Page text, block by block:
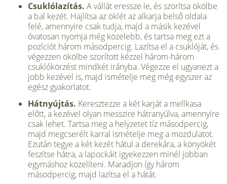
Csuklólazítás. A vállát eressze le, és szorítsa ökölbe
a bal kezét. Hajlítsa az öklét az alkarja belső oldala
felé, amennyire csak tudja, majd a másik kezével
óvatosan nyomja még közelebb, és tartsa meg ezt a
pozíciót három másodpercig. Lazítsa el a csuklóját, és
végezzen ökölbe szorított kézzel három-három
csuklókörzést mindkét irányba. Végezze el ugyanezt a
jobb kezével is, majd ismételje meg még egyszer az
egész gyakorlatot.
Hátnyújtás. Keresztezze a két karját a mellkasa
előtt, a kezével olyan messzire hátranyúlva, amennyire
csak lehet. Tartsa meg a helyzetet tíz másodpercig,
majd megcserélt karral ismételje meg a mozdulatot.
Ezután tegye a két kezét hátul a derekára, a könyökét
feszítse hátra, a lapockáit igyekezzen minél jobban
egymáshoz közelíteni. Maradjon így három
másodpercig, majd lazítsa el a hátát.